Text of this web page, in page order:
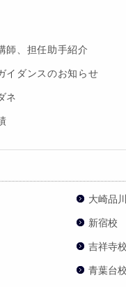
師、担任助手紹介
イダンスのお知らせ
ネ
大崎品
新宿校
吉祥寺校
青葉台校